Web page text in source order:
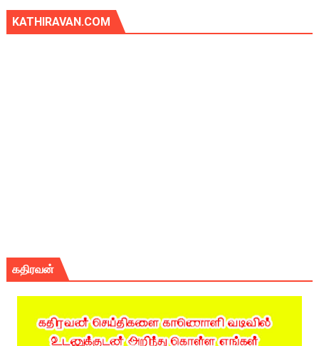
KATHIRAVAN.COM
கதிரவன்